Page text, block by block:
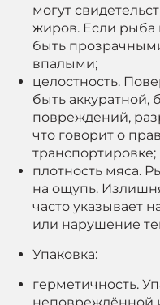
могут
жиров. Если рыба
быть
впалыми;
целостность.
быть аккуратной,
повреждений,
что говорит о
транспортировке;
плотность мяса.
на ощупь.
часто указывает
или нарушение
Упаковка:
герметичность.